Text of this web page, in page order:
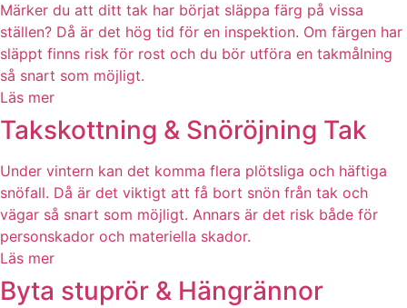
Märker du att ditt tak har börjat släppa färg på vissa
ställen? Då är det hög tid för en inspektion. Om färgen har
släppt finns risk för rost och du bör utföra en takmålning
så snart som möjligt.
Läs mer
Takskottning & Snöröjning Tak
Under vintern kan det komma flera plötsliga och häftiga
snöfall. Då är det viktigt att få bort snön från tak och
vägar så snart som möjligt. Annars är det risk både för
personskador och materiella skador.
Läs mer
Byta stuprör & Hängrännor